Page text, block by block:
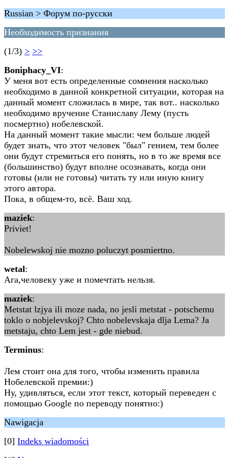
Russian > Форум по-русски
Необходимость признания
(1/3) > >>
Boniphacy_VI:
У меня вот есть определенные сомнения насколько
необходимо в данной конкретной ситуации, которая на
данный момент сложилась в мире, так вот.. насколько
необходимо вручение Станиславу Лему (пусть
посмертно) нобелевской.
На данный момент такие мысли: чем больше людей
будет знать, что этот человек "был" гением, тем более
они будут стремиться его понять, но в то же время все
(большинство) будут вполне осознавать, когда они
готовы (или не готовы) читать ту или иную книгу
этого автора.
Пока, в общем-то, всё. Ваш ход.
maziek:
Priviet!
Nobelewskoj nie mozno poluczyt posmiertno.
wetal:
Ага,человеку уже и помечтать нельзя.
maziek:
Metstat lzjya ili moze nada, no jesli metstat - potschemu
toklo o nobjelevskoj? Chto nobelevskaja dlja Lema? Ja
metstaju, chto Lem jest - gde niebud.
Terminus:
Лем стоит она для того, чтобы изменить правила
Нобелевской премии:)
Ну, удивляться, если этот текст, который переведен с
помощью Google по переводу понятно:)
Nawigacja
[0] Indeks wiadomości